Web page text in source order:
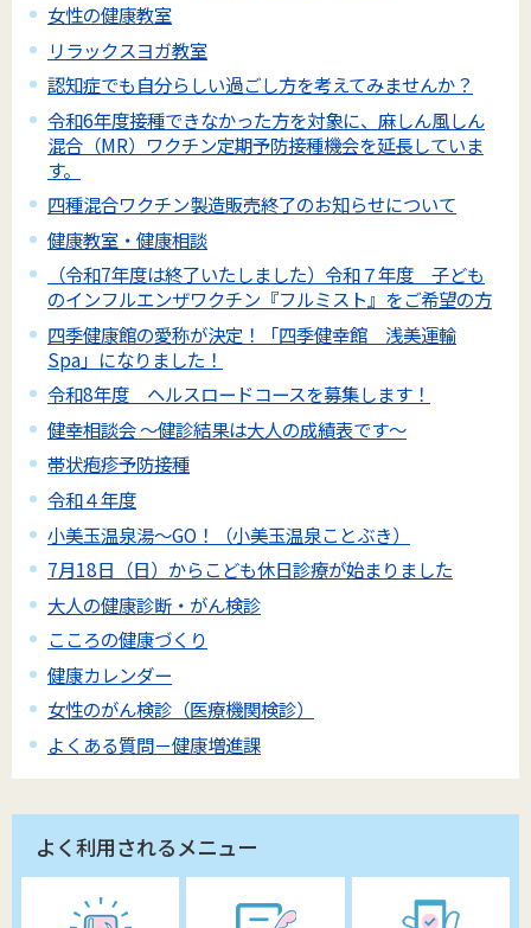
女性の健康教室
リラックスヨガ教室
認知症でも自分らしい過ごし方を考えてみませんか？
令和6年度接種できなかった方を対象に、麻しん風しん
混合（MR）ワクチン定期予防接種機会を延長していま
す。
四種混合ワクチン製造販売終了のお知らせについて
健康教室・健康相談
（令和7年度は終了いたしました）令和７年度 子ども
のインフルエンザワクチン『フルミスト』をご希望の方
四季健康館の愛称が決定！「四季健幸館 浅美運輸
Spa」になりました！
令和8年度 ヘルスロードコースを募集します！
健幸相談会 ～健診結果は大人の成績表です～
帯状疱疹予防接種
令和４年度
小美玉温泉湯～GO！（小美玉温泉ことぶき）
7月18日（日）からこども休日診療が始まりました
大人の健康診断・がん検診
こころの健康づくり
健康カレンダー
女性のがん検診（医療機関検診）
よくある質問－健康増進課
よく利用されるメニュー